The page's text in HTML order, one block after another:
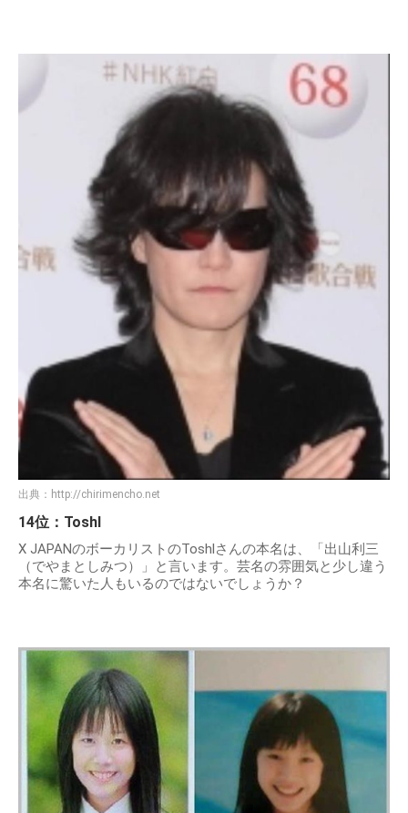
出典： http://chirimencho.net
14位：Toshl
X JAPANのボーカリストのToshlさんの本名は、「出山利三
（でやまとしみつ）」と言います。芸名の雰囲気と少し違う
本名に驚いた人もいるのではないでしょうか？